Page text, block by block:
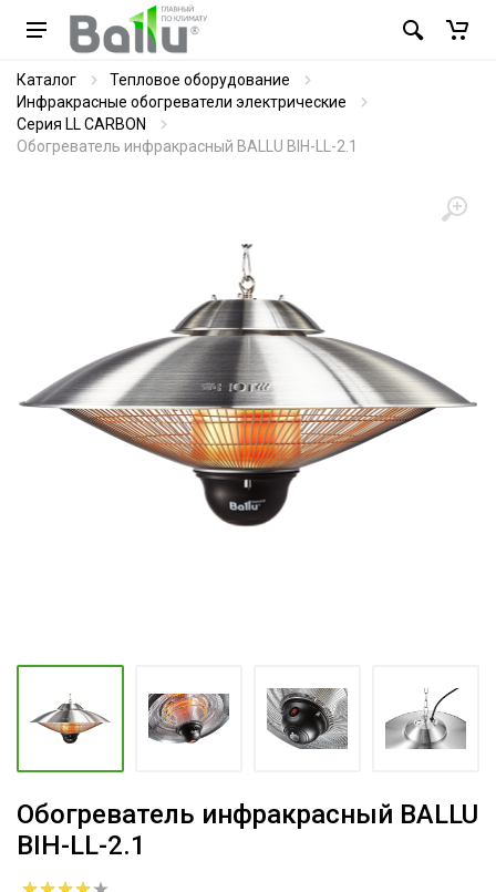
Каталог
Тепловое оборудование
Инфракрасные обогреватели электрические
Серия LL CARBON
Обогреватель инфракрасный BALLU BIH-LL-2.1
Обогреватель инфракрасный BALLU
BIH-LL-2.1